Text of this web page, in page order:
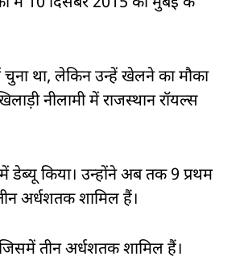
था, लेकिन उन्हें खेलने का मौका
नीलामी में राजस्थान रॉयल्स
डेब्यू किया। उन्होंने अब तक 9 प्रथम
अर्धशतक शामिल हैं।
तीन अर्धशतक शामिल हैं।